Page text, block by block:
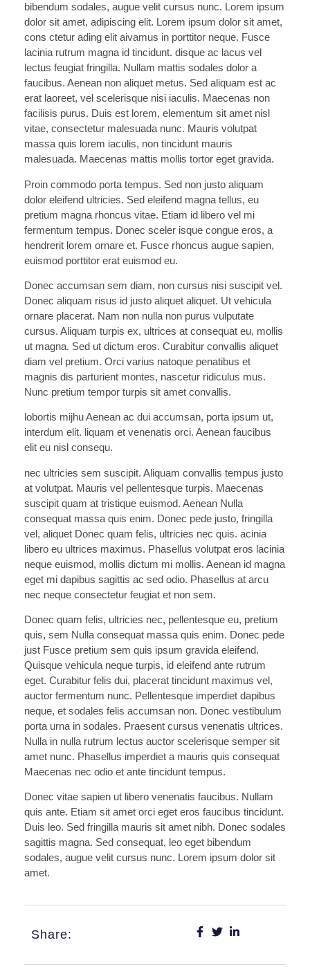
bibendum sodales, augue velit cursus nunc. Lorem ipsum
dolor sit amet, adipiscing elit. Lorem ipsum dolor sit amet,
cons ctetur ading elit aivamus in porttitor neque. Fusce
lacinia rutrum magna id tincidunt. disque ac lacus vel
lectus feugiat fringilla. Nullam mattis sodales dolor a
faucibus. Aenean non aliquet metus. Sed aliquam est ac
erat laoreet, vel scelerisque nisi iaculis. Maecenas non
facilisis purus. Duis est lorem, elementum sit amet nisl
vitae, consectetur malesuada nunc. Mauris volutpat
massa quis lorem iaculis, non tincidunt mauris
malesuada. Maecenas mattis mollis tortor eget gravida.
Proin commodo porta tempus. Sed non justo aliquam
dolor eleifend ultricies. Sed eleifend magna tellus, eu
pretium magna rhoncus vitae. Etiam id libero vel mi
fermentum tempus. Donec sceler isque congue eros, a
hendrerit lorem ornare et. Fusce rhoncus augue sapien,
euismod porttitor erat euismod eu.
Donec accumsan sem diam, non cursus nisi suscipit vel.
Donec aliquam risus id justo aliquet aliquet. Ut vehicula
ornare placerat. Nam non nulla non purus vulputate
cursus. Aliquam turpis ex, ultrices at consequat eu, mollis
ut magna. Sed ut dictum eros. Curabitur convallis aliquet
diam vel pretium. Orci varius natoque penatibus et
magnis dis parturient montes, nascetur ridiculus mus.
Nunc pretium tempor turpis sit amet convallis.
lobortis mijhu Aenean ac dui accumsan, porta ipsum ut,
interdum elit. liquam et venenatis orci. Aenean faucibus
elit eu nisl consequ.
nec ultricies sem suscipit. Aliquam convallis tempus justo
at volutpat. Mauris vel pellentesque turpis. Maecenas
suscipit quam at tristique euismod. Aenean Nulla
consequat massa quis enim. Donec pede justo, fringilla
vel, aliquet Donec quam felis, ultricies nec quis. acinia
libero eu ultrices maximus. Phasellus volutpat eros lacinia
neque euismod, mollis dictum mi mollis. Aenean id magna
eget mi dapibus sagittis ac sed odio. Phasellus at arcu
nec neque consectetur feugiat et non sem.
Donec quam felis, ultricies nec, pellentesque eu, pretium
quis, sem Nulla consequat massa quis enim. Donec pede
just Fusce pretium sem quis ipsum gravida eleifend.
Quisque vehicula neque turpis, id eleifend ante rutrum
eget. Curabitur felis dui, placerat tincidunt maximus vel,
auctor fermentum nunc. Pellentesque imperdiet dapibus
neque, et sodales felis accumsan non. Donec vestibulum
porta urna in sodales. Praesent cursus venenatis ultrices.
Nulla in nulla rutrum lectus auctor scelerisque semper sit
amet nunc. Phasellus imperdiet a mauris quis consequat
Maecenas nec odio et ante tincidunt tempus.
Donec vitae sapien ut libero venenatis faucibus. Nullam
quis ante. Etiam sit amet orci eget eros faucibus tincidunt.
Duis leo. Sed fringilla mauris sit amet nibh. Donec sodales
sagittis magna. Sed consequat, leo eget bibendum
sodales, augue velit cursus nunc. Lorem ipsum dolor sit
amet.
Share: